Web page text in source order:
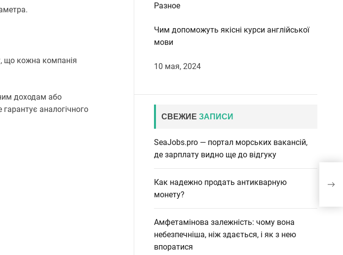
що кожна компанія
доходам або
аналогічного
Разное
Чим допоможуть якісні курси англійської
мови
10 мая, 2024
СВЕЖИЕ ЗАПИСИ
SeaJobs.pro — портал морських вакансій,
де зарплату видно ще до відгуку
Как надежно продать антикварную
монету?
Амфетамінова залежність: чому вона
небезпечніша, ніж здається, і як з нею
впоратися